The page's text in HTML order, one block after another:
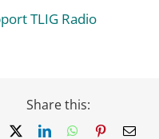
TLIG Radio
Share this:
Facebook LinkedInWhatsApp
PinterestEmail